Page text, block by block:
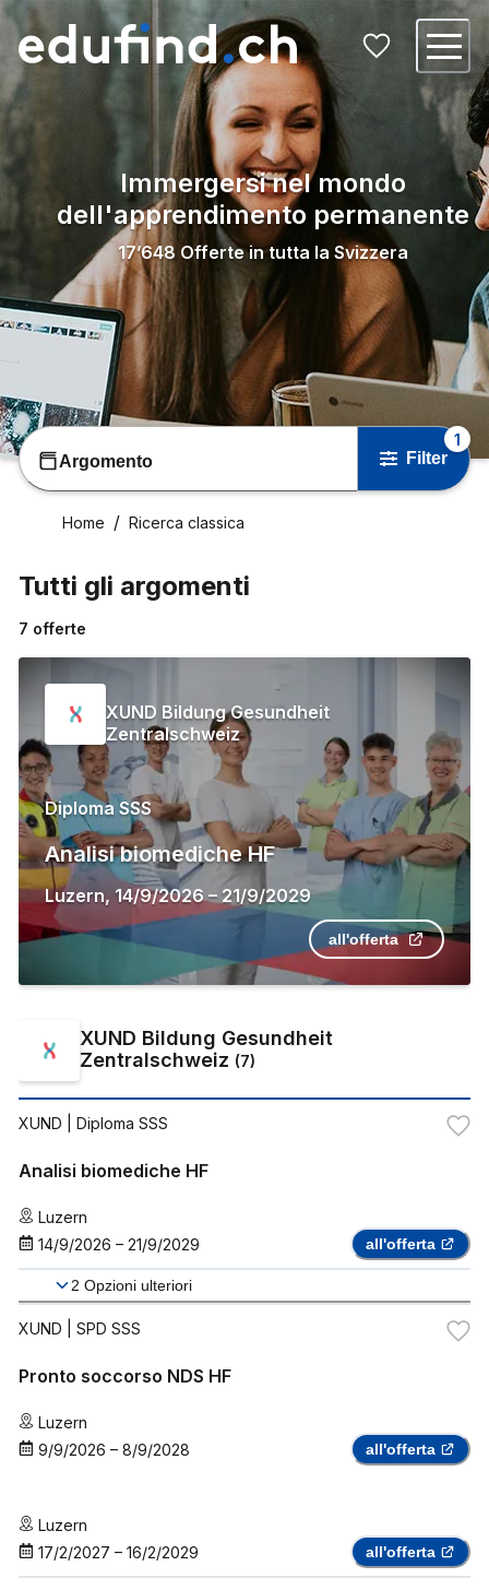
Immergersi nel mondo
dell'apprendimento permanente
17’648 Offerte in tutta la Svizzera
Argomento Filter
1
Home Ricerca classica
Tutti gli argomenti
7 offerte
XUND Bildung Gesundheit
Zentralschweiz
Diploma SSS
Analisi biomediche HF
Luzern, 14/9/2026– 21/9/2029
all'offerta
XUND Bildung Gesundheit
Zentralschweiz (7)
XUND | Diploma SSS
Analisi biomediche HF
Luzern
14/9/2026 – 21/9/2029 all'offerta
2 Opzioni ulteriori
XUND | SPD SSS
Pronto soccorso NDS HF
Luzern
9/9/2026 – 8/9/2028 all'offerta
Luzern
17/2/2027 – 16/2/2029 all'offerta